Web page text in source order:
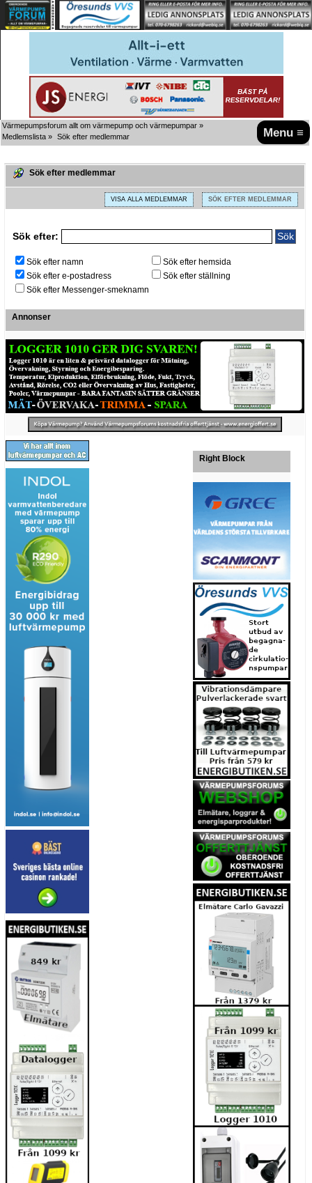
Menu ≡
Värmepumpsforum allt om värmepump och värmepumpar »
Medlemslista » Sök efter medlemmar
Sök efter medlemmar
VISA ALLA MEDLEMMAR SÖK EFTER MEDLEMMAR
Sök efter:
Sök efter namn
Sök efter e-postadress
Sök efter Messenger-smeknamn
Sök efter hemsida
Sök efter ställning
Annonser
Right Block